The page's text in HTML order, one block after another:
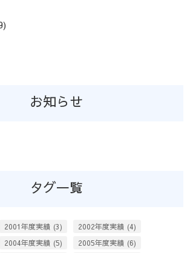
お知らせ
タグ一覧
2001年度実績 (3) 2002年度実績 (4)
2004年度実績 (5) 2005年度実績 (6)